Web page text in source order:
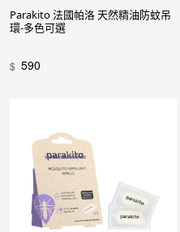
Parakito 法國帕洛 天然精油防蚊吊
環-多色可選
$ 590